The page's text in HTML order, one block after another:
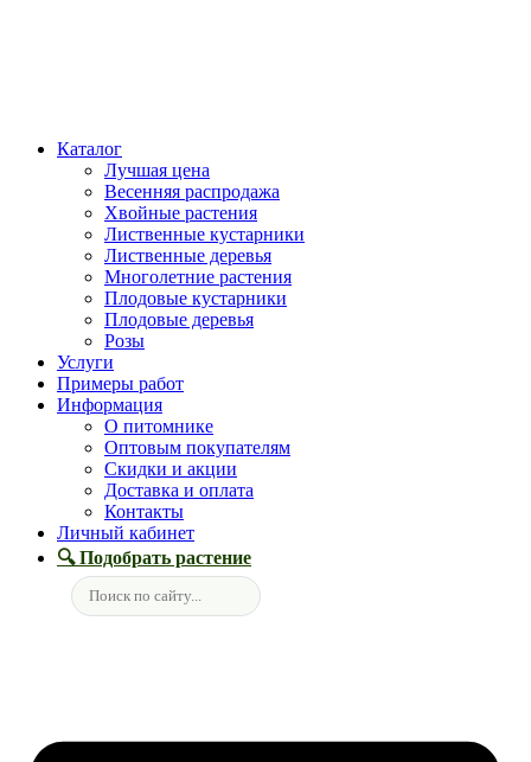
Каталог
Лучшая цена
Весенняя распродажа
Хвойные растения
Лиственные кустарники
Лиственные деревья
Многолетние растения
Плодовые кустарники
Плодовые деревья
Розы
Услуги
Примеры работ
Информация
О питомнике
Оптовым покупателям
Скидки и акции
Доставка и оплата
Контакты
Личный кабинет
🔍 Подобрать растение